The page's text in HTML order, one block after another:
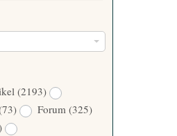
(2193)
Forum (325)